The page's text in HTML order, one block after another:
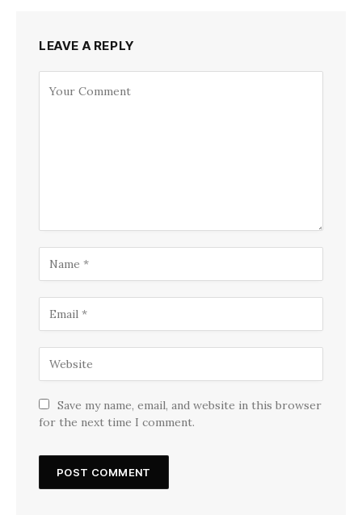
LEAVE A REPLY
Save my name, email, and website in this browser
for the next time I comment.